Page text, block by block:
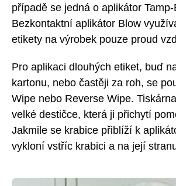
případě se jedná o aplikátor Tamp-
Bezkontaktní aplikátor Blow
etikety na výrobek pouze proud
Pro aplikaci dlouhých etiket, buď
kartonu, nebo častěji za roh, se
Wipe nebo Reverse Wipe.
velké destičce, která ji přichytí
Jakmile se krabice přiblíží k
vykloní vstříc krabici a na její